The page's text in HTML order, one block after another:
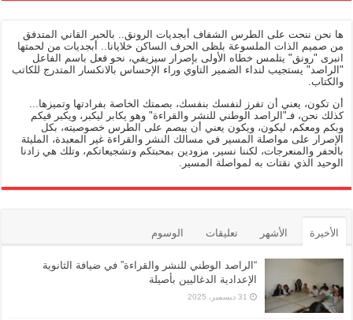
ها نحن ننحت على الطرس الشفاف أبجديات الرونق.. بالحبر القاني المتدفق
من صميم الذات الملسوعة بلظى الحرف الساكن خلايانا.. أبجديات من لحمتها
انبرى "رونق" يتلمس خطاه الأولى بإصرار سيزيفي، نحو فعل باسم الفاعل
"الراصد" يستجيب لنداء الضمير التاوي وراء الإحساس بالانكسار المتدرج للكاتب
والكتاب.
أن تكون، يعني أن تفرز لنفسك بنفسك، بصمتك الخاصة بفرادتها وتميزها...
كذلك نحن، فـ"الراصد الوطني للنشر والقراءة" وهو يكابر ليكبر، ويكبر فيكم
وبكم ومعكم، ليكون، ويكون يعني أن يبصم على الطرس خصوصيته، بكل
الإصرار على مواصلة المسير في مسالك النشر والقراءة غير المعبدة، المليئة
بالحفر والمنعرجات، لكننا نسير، مزودين بمحبتكم وتشجيعاتكم، وتلك هي زادنا
الوحيد الذي نقتات به لمواصلة المسير.
الأخيرة الأشهر تعليقات الوسوم
“الراصد الوطني للنشر والقراءة” في ضيافة الثانوية
الإعدادية الدغاليين بأصيلة
31 ديسمبر، 2025